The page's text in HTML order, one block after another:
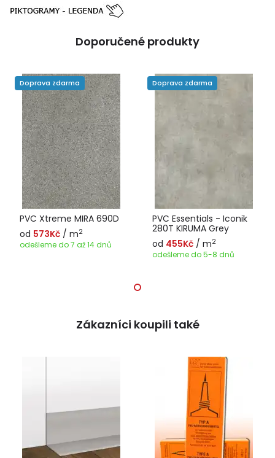
Doporučené produkty
PVC Xtreme MIRA 690D
od 573Kč / m2
odešleme do 7 až 14 dnů
Doprava zdarma
PVC Essentials - Iconik
280T KIRUMA Grey
od 455Kč / m2
odešleme do 5-8 dnů
Doprava zdarma
Zákazníci koupili také